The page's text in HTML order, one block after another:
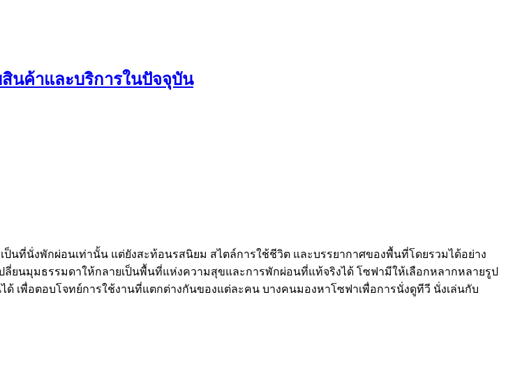
สินค้าและบริการในปัจจุบัน
นที่นั่งพักผ่อนเท่านั้น แต่ยังสะท้อนรสนิยม สไตล์การใช้ชีวิต และบรรยากาศของพื้นที่โดยรวมได้อย่าง
ลี่ยนมุมธรรมดาให้กลายเป็นพื้นที่แห่งความสุขและการพักผ่อนที่แท้จริงได้ โซฟามีให้เลือกหลากหลายรูป
เพื่อตอบโจทย์การใช้งานที่แตกต่างกันของแต่ละคน บางคนมองหาโซฟาเพื่อการนั่งดูทีวี นั่งเล่นกับ